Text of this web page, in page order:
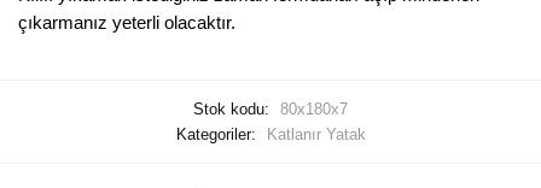
çıkarmanız yeterli olacaktır.
Stok kodu:
80x180x7
Kategoriler:
Katlanır Yatak